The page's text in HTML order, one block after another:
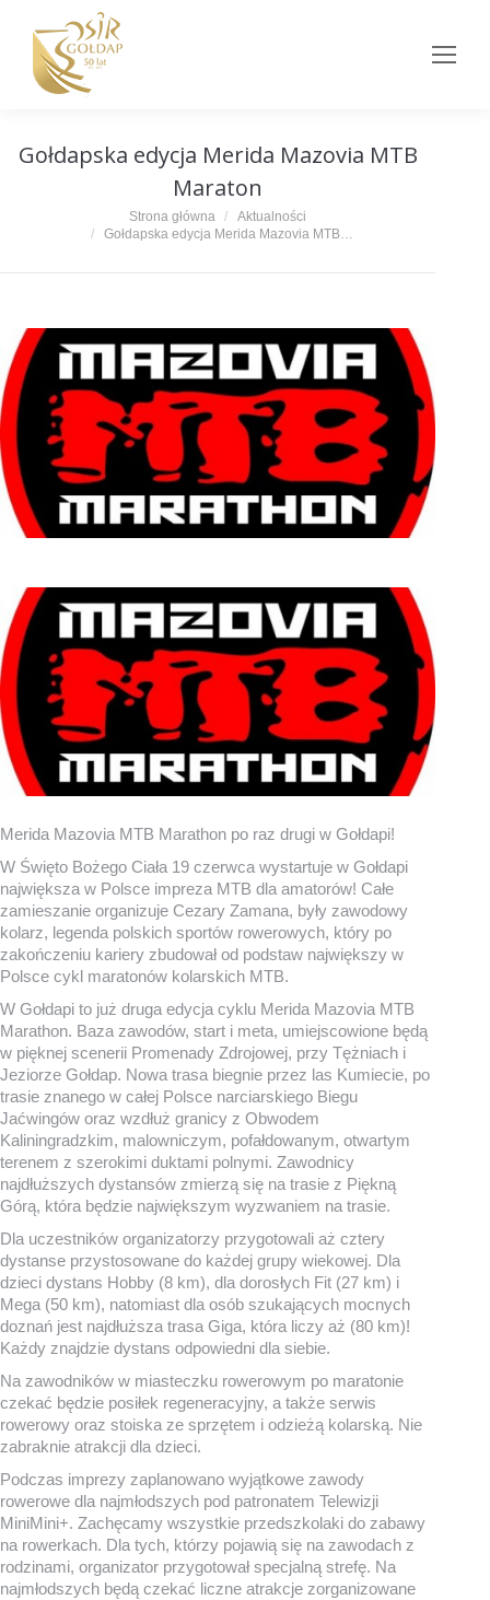
Gołdapska edycja Merida Mazovia MTB
Maraton
Strona główna
Aktualności
Gołdapska edycja Merida Mazovia MTB…
Merida Mazovia MTB Marathon po raz drugi w Gołdapi!
W Święto Bożego Ciała 19 czerwca wystartuje w Gołdapi
największa w Polsce impreza MTB dla amatorów! Całe
zamieszanie organizuje Cezary Zamana, były zawodowy
kolarz, legenda polskich sportów rowerowych, który po
zakończeniu kariery zbudował od podstaw największy w
Polsce cykl maratonów kolarskich MTB.
W Gołdapi to już druga edycja cyklu Merida Mazovia MTB
Marathon. Baza zawodów, start i meta, umiejscowione będą
w pięknej scenerii Promenady Zdrojowej, przy Tężniach i
Jeziorze Gołdap. Nowa trasa biegnie przez las Kumiecie, po
trasie znanego w całej Polsce narciarskiego Biegu
Jaćwingów oraz wzdłuż granicy z Obwodem
Kaliningradzkim, malowniczym, pofałdowanym, otwartym
terenem z szerokimi duktami polnymi. Zawodnicy
najdłuższych dystansów zmierzą się na trasie z Piękną
Górą, która będzie największym wyzwaniem na trasie.
Dla uczestników organizatorzy przygotowali aż cztery
dystanse przystosowane do każdej grupy wiekowej. Dla
dzieci dystans Hobby (8 km), dla dorosłych Fit (27 km) i
Mega (50 km), natomiast dla osób szukających mocnych
doznań jest najdłuższa trasa Giga, która liczy aż (80 km)!
Każdy znajdzie dystans odpowiedni dla siebie.
Na zawodników w miasteczku rowerowym po maratonie
czekać będzie posiłek regeneracyjny, a także serwis
rowerowy oraz stoiska ze sprzętem i odzieżą kolarską. Nie
zabraknie atrakcji dla dzieci.
Podczas imprezy zaplanowano wyjątkowe zawody
rowerowe dla najmłodszych pod patronatem Telewizji
MiniMini+. Zachęcamy wszystkie przedszkolaki do zabawy
na rowerkach. Dla tych, którzy pojawią się na zawodach z
rodzinami, organizator przygotował specjalną strefę. Na
najmłodszych będą czekać liczne atrakcje zorganizowane